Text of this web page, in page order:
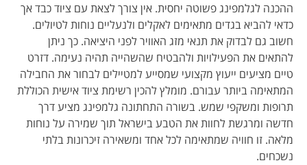
ההכנה לגלמפינג פשוטה יחסית. אין צורך לצאת עם ציוד כבד אך
כדאי להביא בגדים מתאימים לאקלים ולנעליים נוחות לטיולים.
חשוב גם לבדוק את תנאי מזג האוויר לפני היציאה. כך ניתן
להתאים את הפעילויות ולהבטיח שהשהייה תהיה נעימה. דזרט
טיים מציעים ייעוץ מקצועי שמסייע למטיילים לבחור את החבילה
המתאימה ביותר עבורם. מומלץ להכין רשימת ציוד אישית הכוללת
תרופות ומשקפי שמש. בשורה התחתונה גלמפינג מציע דרך
חדשה ומרגשת לחוות את הטבע בישראל תוך שמירה על נוחות
מלאה. זו חוויה שמתאימה לכל אחד ומשאירה זיכרונות בלתי
נשכחים.